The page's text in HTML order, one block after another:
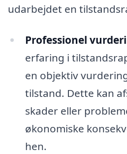
udarbejdet en
Professionel
erfaring i
en objektiv
tilstand. Dette kan
skader eller
økonomiske
hen.